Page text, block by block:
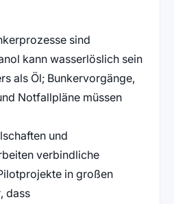
sind
kann wasserlöslich sein
als Öl; Bunkervorgänge,
Notfallpläne müssen
und
verbindliche
in großen
dass